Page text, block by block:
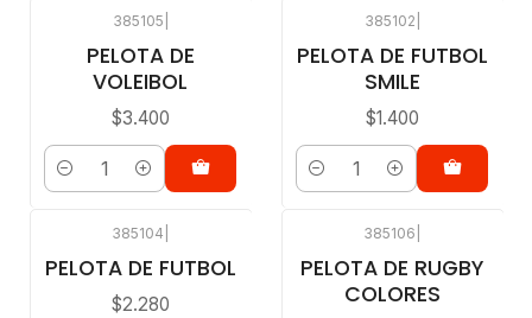
385105
PELOTA DE
VOLEIBOL
$3.400
Cantidad
385102
PELOTA DE FUTBOL
SMILE
$1.400
Cantidad
385104
PELOTA DE FUTBOL
$2.280
385106
PELOTA DE RUGBY
COLORES